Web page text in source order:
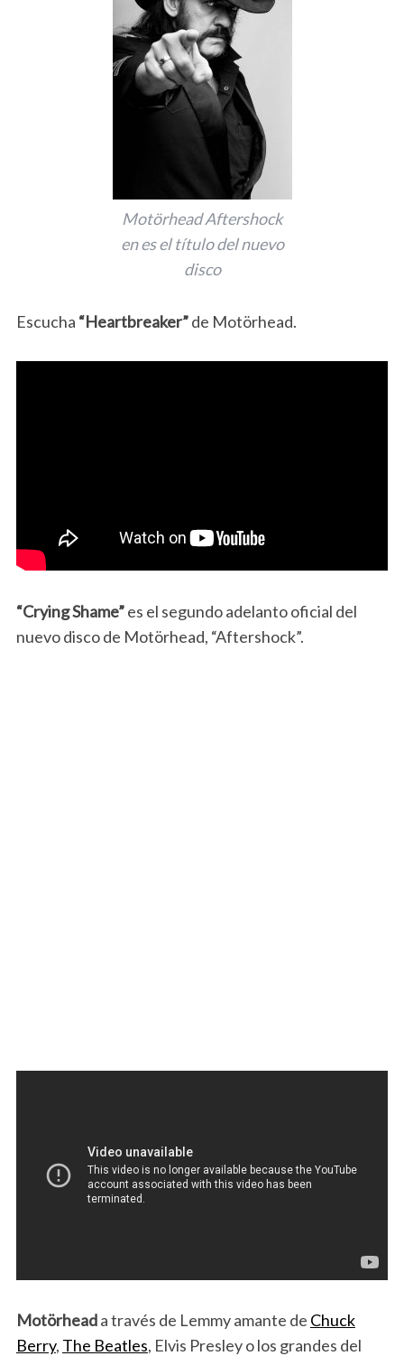
Motörhead Aftershock
en es el título del nuevo
disco
Escucha “Heartbreaker”de Motörhead.
“Crying Shame”es el segundo adelanto oficial del
nuevo disco de Motörhead, “Aftershock”.
Motörheada través de Lemmy amante de Chuck
Berry, The Beatles, Elvis Presley o los grandes del